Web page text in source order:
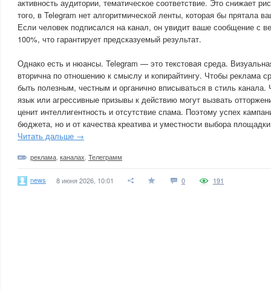
активность аудитории, тематическое соответствие. Это снижает
того, в Telegram нет алгоритмической ленты, которая бы прятала
Если человек подписался на канал, он увидит ваше сообщение с
100%, что гарантирует предсказуемый результат.
Однако есть и нюансы. Telegram — это текстовая среда.
вторична по отношению к смыслу и копирайтингу. Чтобы реклама
быть полезным, честным и органично вписываться в стиль канала.
язык или агрессивные призывы к действию могут вызвать
ценит интеллигентность и отсутствие спама. Поэтому успех
бюджета, но и от качества креатива и уместности выбора
Читать дальше →
реклама каналах Телеграмм
news 8 июня 2026, 10:01 0 191